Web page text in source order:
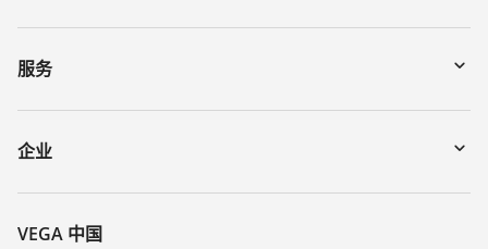
下载
通过序列号搜索仪表
DTM Collection/PACTware
服务
寄回仪表
讲座
化学稳定性列表
企业
关于 VEGA
联系我们
VEGA 中国